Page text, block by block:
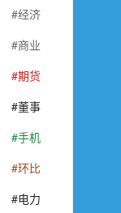
经济
商业
期货
董事
手机
环比
电力